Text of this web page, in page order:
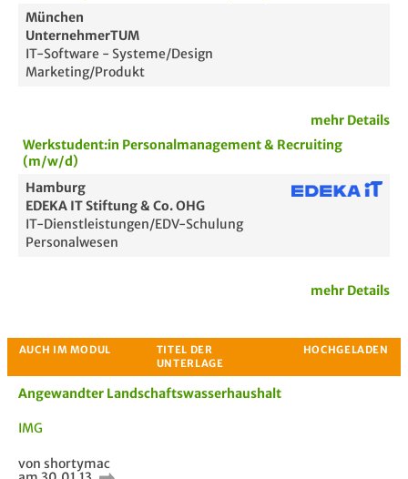
Bewertung
München
UnternehmerTUM
IT-Software - Systeme/Design
Marketing/Produkt
mehr Details
Werkstudent:in Personalmanagement & Recruiting
(m/w/d)
Hamburg
EDEKA IT Stiftung & Co. OHG
IT-Dienstleistungen/EDV-Schulung
Personalwesen
mehr Details
Angewandter Landschaftswasserhaushalt
IMG
von shortymac